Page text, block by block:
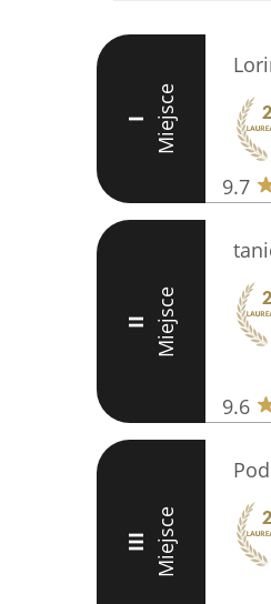
I Miejsce
9.7
II Miejsce
9.6
III Miejsce